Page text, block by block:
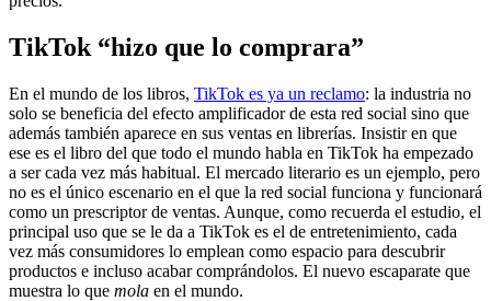
TikTok “hizo que lo comprara”
En el mundo de los libros, TikTok es ya un reclamo: la industria no
solo se beneficia del efecto amplificador de esta red social sino que
además también aparece en sus ventas en librerías. Insistir en que
ese es el libro del que todo el mundo habla en TikTok ha empezado
a ser cada vez más habitual. El mercado literario es un ejemplo, pero
no es el único escenario en el que la red social funciona y funcionará
como un prescriptor de ventas. Aunque, como recuerda el estudio, el
principal uso que se le da a TikTok es el de entretenimiento, cada
vez más consumidores lo emplean como espacio para descubrir
productos e incluso acabar comprándolos. El nuevo escaparate que
muestra lo que mola en el mundo.